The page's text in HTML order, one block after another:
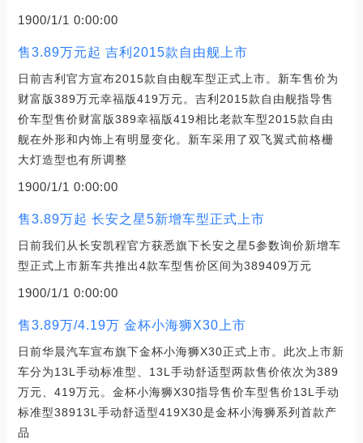
1900/1/1 0:00:00
售3.89万元起 吉利2015款自由舰上市
日前吉利官方宣布2015款自由舰车型正式上市。新车售价为
财富版389万元幸福版419万元。吉利2015款自由舰指导售
价车型售价财富版389幸福版419相比老款车型2015款自由
舰在外形和内饰上有明显变化。新车采用了双飞翼式前格栅
大灯造型也有所调整
1900/1/1 0:00:00
售3.89万起 长安之星5新增车型正式上市
日前我们从长安凯程官方获悉旗下长安之星5参数询价新增车
型正式上市新车共推出4款车型售价区间为389409万元
1900/1/1 0:00:00
售3.89万/4.19万 金杯小海狮X30上市
日前华晨汽车宣布旗下金杯小海狮X30正式上市。此次上市新
车分为13L手动标准型、13L手动舒适型两款售价依次为389
万元、419万元。金杯小海狮X30指导售价车型售价13L手动
标准型38913L手动舒适型419X30是金杯小海狮系列首款产
品